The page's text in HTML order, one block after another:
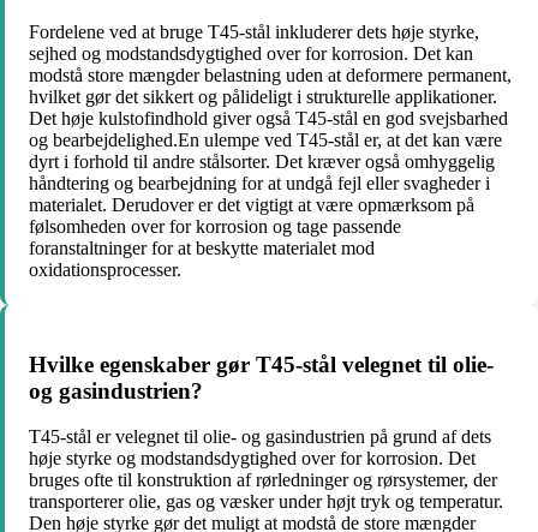
Fordelene ved at bruge T45-stål inkluderer dets høje styrke,
sejhed og modstandsdygtighed over for korrosion. Det kan
modstå store mængder belastning uden at deformere permanent,
hvilket gør det sikkert og pålideligt i strukturelle applikationer.
Det høje kulstofindhold giver også T45-stål en god svejsbarhed
og bearbejdelighed.En ulempe ved T45-stål er, at det kan være
dyrt i forhold til andre stålsorter. Det kræver også omhyggelig
håndtering og bearbejdning for at undgå fejl eller svagheder i
materialet. Derudover er det vigtigt at være opmærksom på
følsomheden over for korrosion og tage passende
foranstaltninger for at beskytte materialet mod
oxidationsprocesser.
Hvilke egenskaber gør T45-stål velegnet til olie-
og gasindustrien?
T45-stål er velegnet til olie- og gasindustrien på grund af dets
høje styrke og modstandsdygtighed over for korrosion. Det
bruges ofte til konstruktion af rørledninger og rørsystemer, der
transporterer olie, gas og væsker under højt tryk og temperatur.
Den høje styrke gør det muligt at modstå de store mængder